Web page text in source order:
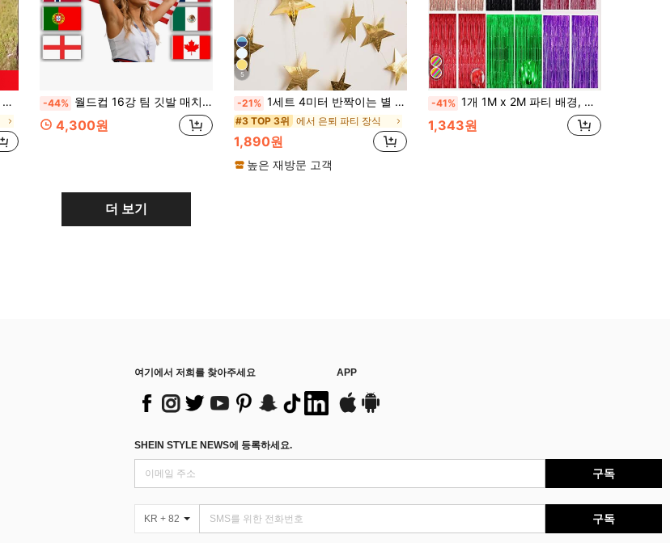
-44% 월드컵 16강 팀 깃발 매치 응원용 핸드헬드 응원 깃발
4,300원
5
-21% 1세트 4미터 반짝이는 별 장식 생일, 깃발 파란색 실버 골드 로즈 골드 집 장식 실외 장식 가랜드 무대 별 펜던트 개학 발렌타인데이, 라마단, 라마단 장식, 이드 무바라크
#3 TOP 3위 에서 은퇴 파티 장식
1,890원
높은 재방문 고객
-41% 1개 1M x 2M 파티 배경, 금속 호일, 술 장식, 금속 커튼, 생일, 결혼식, 싱글 여성 기념일 장식, 성인 레인 실크 커튼, 생일 파티 배경 벽 장식, 술 장식 반짝이는 알루미늄 필름 벽 커튼, 크리스마스
1,343원
더 보기
여기에서 저희를 찾아주세요 APP
SHEIN STYLE NEWS에 등록하세요.
구독
KR + 82 구독